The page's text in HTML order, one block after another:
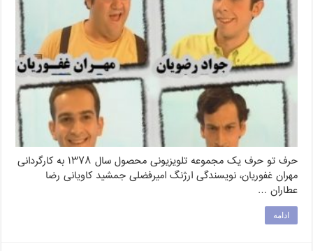
حرف تو حرف یک مجموعه تلویزیونی محصول سال ۱۳۷۸ به کارگردانی
مهران غفوریان، نویسندگی ارژنگ امیرفضلی جمشید کاویانی رضا
عطاران …
ادامه